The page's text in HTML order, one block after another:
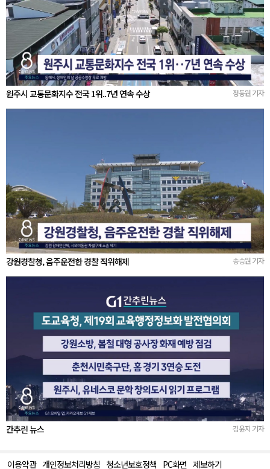
원주시 교통문화지수 전국 1위..7년 연속 수상 정동원 기자
강원경찰청, 음주운전한 경찰 직위해제 송승원 기자
간추린 뉴스 김윤지 기자
이용약관 개인정보처리방침 청소년보호정책 PC화면 제보하기